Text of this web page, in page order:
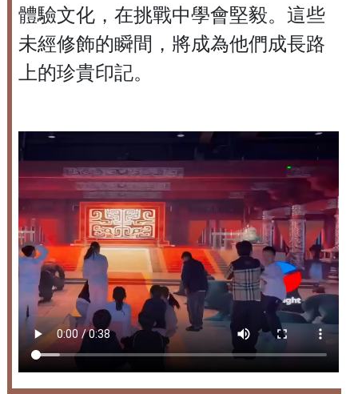
體驗文化，在挑戰中學會堅毅。這些
未經修飾的瞬間，將成為他們成長路
上的珍貴印記。